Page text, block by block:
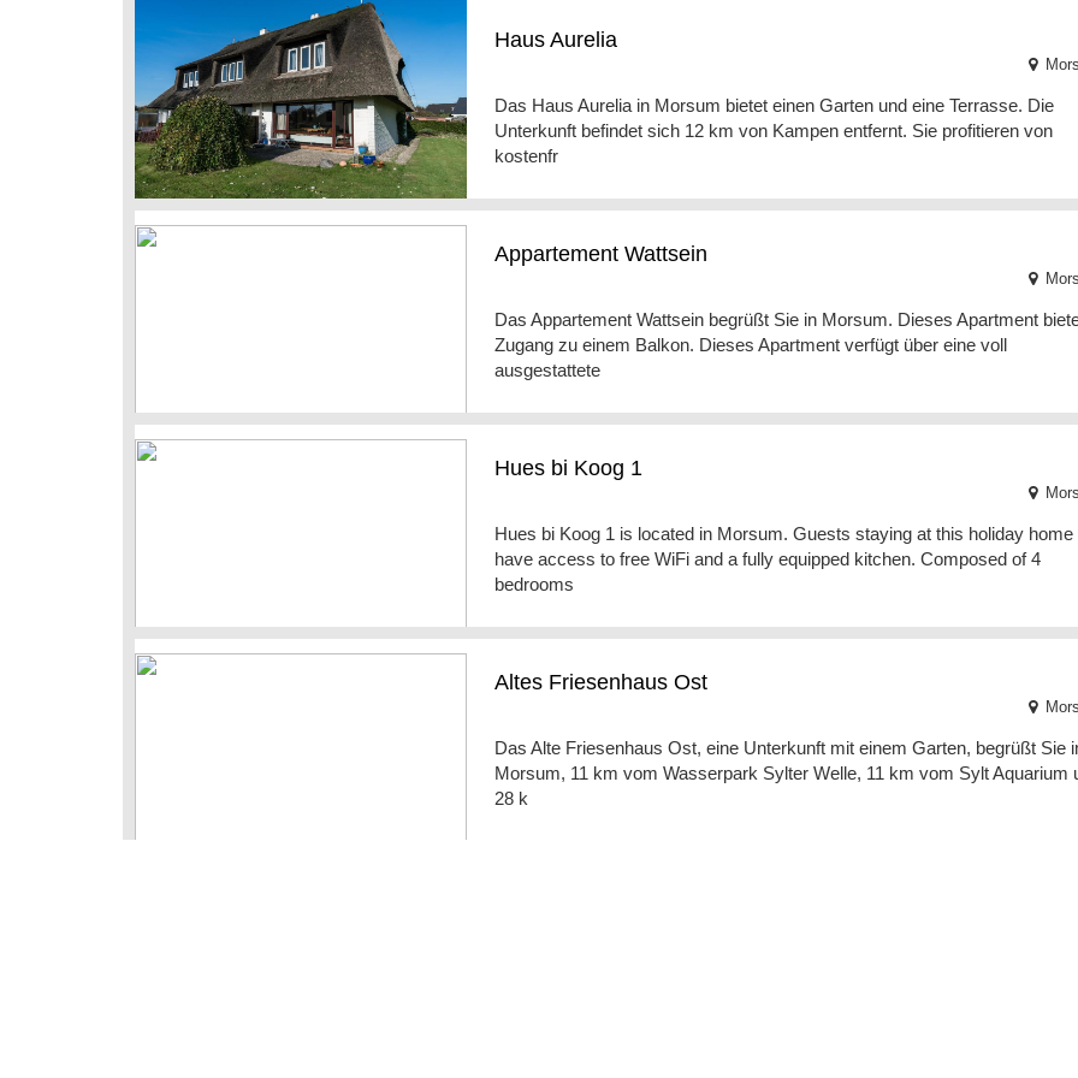
Haus Aurelia
Das Haus Aurelia in Morsum bietet einen Garten und eine Terrasse. Die
Unterkunft befindet sich 12 km von Kampen entfernt. Sie profitieren von
kostenfr
Appartement Wattsein
Das Appartement Wattsein begrüßt Sie in Morsum. Dieses Apartment
Zugang zu einem Balkon. Dieses Apartment verfügt über eine voll
ausgestattete
Hues bi Koog 1
Hues bi Koog 1 is located in Morsum. Guests staying at this holiday home
have access to free WiFi and a fully equipped kitchen. Composed of 4
bedrooms
Altes Friesenhaus Ost
Das Alte Friesenhaus Ost, eine Unterkunft mit einem Garten, begrüßt Sie
Morsum, 11 km vom Wasserpark Sylter Welle, 11 km vom Sylt Aquarium
28 k